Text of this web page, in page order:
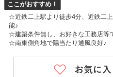
ここがおすすめ！
☆近鉄二上駅より徒歩4分、近鉄二
能♪
☆建築条件無し、お好きな工務店等
☆南東側角地で陽当たり通風良好♪